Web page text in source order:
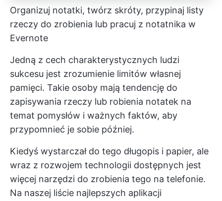
Organizuj notatki, twórz skróty, przypinaj listy
rzeczy do zrobienia lub pracuj z notatnika w
Evernote
Jedną z cech charakterystycznych ludzi
sukcesu jest zrozumienie limitów własnej
pamięci. Takie osoby mają tendencję do
zapisywania rzeczy lub robienia notatek na
temat pomysłów i ważnych faktów, aby
przypomnieć je sobie później.
Kiedyś wystarczał do tego długopis i papier, ale
wraz z rozwojem technologii dostępnych jest
więcej narzędzi do zrobienia tego na telefonie.
Na naszej liście najlepszych aplikacji